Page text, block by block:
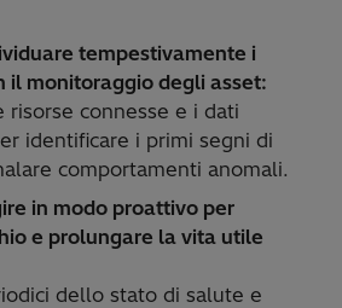
tempestivamente i
il monitoraggio degli asset:
risorse connesse e i dati
identificare i primi segni di
comportamenti anomali.
in modo proattivo per
e prolungare la vita utile
dello stato di salute e